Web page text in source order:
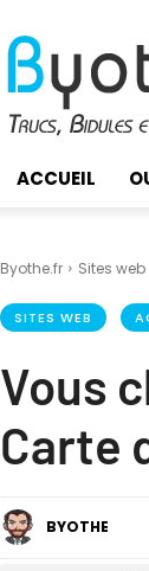
ACCUEIL
Byothe.fr Sites web
SITES WEB
Vous
Carte
BYOTHE